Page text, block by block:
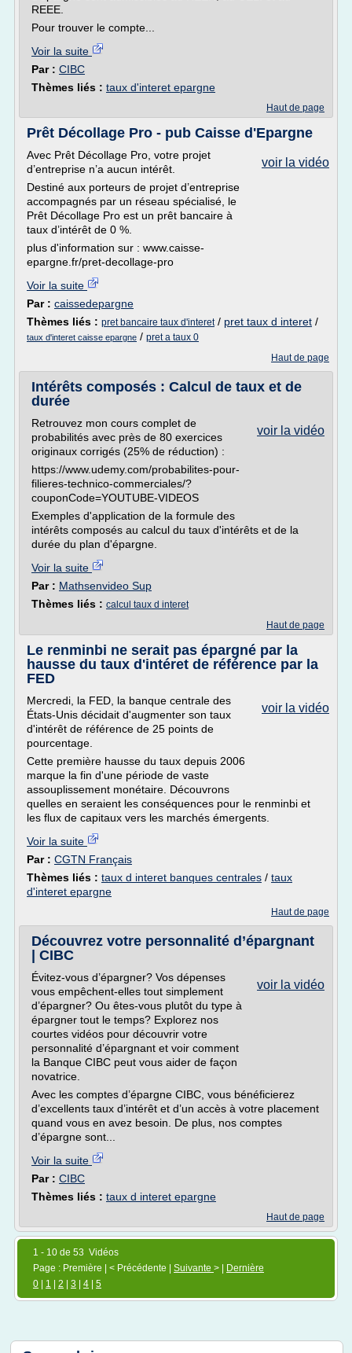
REEE.
Pour trouver le compte...
Voir la suite
Par : CIBC
Thèmes liés : taux d'interet epargne
Haut de page
Prêt Décollage Pro - pub Caisse d'Epargne
voir la vidéo
Avec Prêt Décollage Pro, votre projet
d’entreprise n’a aucun intérêt.
Destiné aux porteurs de projet d’entreprise
accompagnés par un réseau spécialisé, le
Prêt Décollage Pro est un prêt bancaire à
taux d’intérêt de 0 %.
plus d'information sur : www.caisse-
epargne.fr/pret-decollage-pro
Voir la suite
Par : caissedepargne
Thèmes liés : pret bancaire taux d'interet/ pret taux d interet /
taux d'interet caisse epargne / pret a taux 0
Haut de page
Intérêts composés : Calcul de taux et de
durée
voir la vidéo
Retrouvez mon cours complet de
probabilités avec près de 80 exercices
originaux corrigés (25% de réduction) :
https://www.udemy.com/probabilites-pour-
filieres-technico-commerciales/?
couponCode=YOUTUBE-VIDEOS
Exemples d'application de la formule des
intérêts composés au calcul du taux d'intérêts et de la
durée du plan d'épargne.
Voir la suite
Par : Mathsenvideo Sup
Thèmes liés : calcul taux d interet
Haut de page
Le renminbi ne serait pas épargné par la
hausse du taux d'intéret de référence par la
FED
voir la vidéo
Mercredi, la FED, la banque centrale des
États-Unis décidait d'augmenter son taux
d'intérêt de référence de 25 points de
pourcentage.
Cette première hausse du taux depuis 2006
marque la fin d'une période de vaste
assouplissement monétaire. Découvrons
quelles en seraient les conséquences pour le renminbi et
les flux de capitaux vers les marchés émergents.
Voir la suite
Par : CGTN Français
Thèmes liés : taux d interet banques centrales / taux
d'interet epargne
Haut de page
Découvrez votre personnalité d’épargnant
| CIBC
voir la vidéo
Évitez-vous d’épargner? Vos dépenses
vous empêchent-elles tout simplement
d’épargner? Ou êtes-vous plutôt du type à
épargner tout le temps? Explorez nos
courtes vidéos pour découvrir votre
personnalité d’épargnant et voir comment
la Banque CIBC peut vous aider de façon
novatrice.
Avec les comptes d’épargne CIBC, vous bénéficierez
d’excellents taux d’intérêt et d’un accès à votre placement
quand vous en avez besoin. De plus, nos comptes
d’épargne sont...
Voir la suite
Par : CIBC
Thèmes liés : taux d interet epargne
Haut de page
1 - 10 de 53 Vidéos
Page : Première | < Précédente | Suivante > |
Dernière
0
1 2 3 4 5